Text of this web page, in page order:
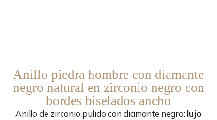
Anillo piedra hombre con diamante
negro natural en zirconio negro con
bordes biselados ancho
Anillo de zirconio pulido con diamante negro: lujo